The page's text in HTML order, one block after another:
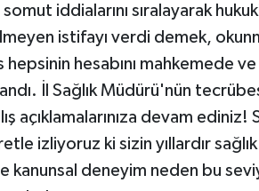
iddialarını sıralayarak
istifayı verdi demek,
hesabını mahkemede
İl Sağlık Müdürü'nün
açıklamalarınıza devam ediniz!
izliyoruz ki sizin yıllardır sağlık
kanunsal deneyim neden bu